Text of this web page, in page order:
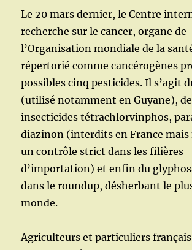
Le 20 mars dernier, le Centre
recherche sur le cancer, organe de
l’Organisation mondiale de la
répertorié comme cancérogènes
possibles cinq pesticides. Il s’agit
(utilisé notamment en Guyane),
insecticides tétrachlorvinphos,
diazinon (interdits en France mais
un contrôle strict dans les filières
d’importation) et enfin du
dans le roundup, désherbant le
monde.
Agriculteurs et particuliers